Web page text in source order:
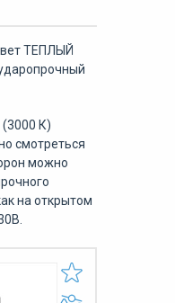
ТЕПЛЫЙ
(3000 К)
смотреться
можно
на открытом